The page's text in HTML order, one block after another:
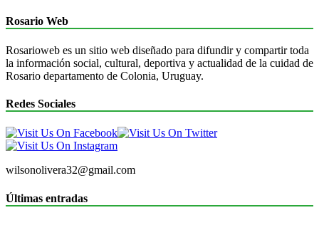
Rosario Web
Rosarioweb es un sitio web diseñado para difundir y compartir toda
la información social, cultural, deportiva y actualidad de la cuidad de
Rosario departamento de Colonia, Uruguay.
Redes Sociales
wilsonolivera32@gmail.com
Últimas entradas